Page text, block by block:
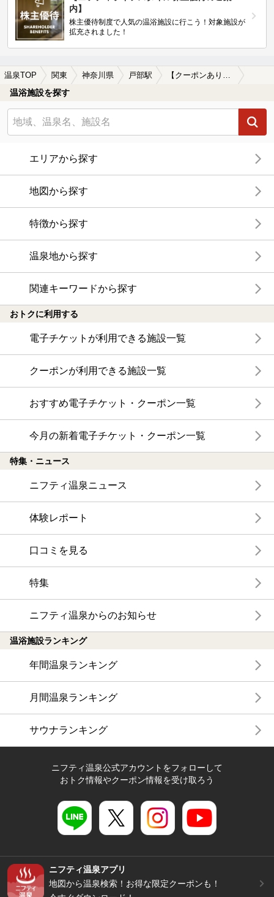
内】
株主優待制度で人気の温浴施設に行こう！対象施設が
拡充されました！
温泉TOP 関東 神奈川県 戸部駅
温浴施設を探す
エリアから探す
地図から探す
特徴から探す
温泉地から探す
関連キーワードから探す
おトクに利用する
電子チケットが利用できる施設一覧
クーポンが利用できる施設一覧
おすすめ電子チケット・クーポン一覧
今月の新着電子チケット・クーポン一覧
特集・ニュース
ニフティ温泉ニュース
体験レポート
口コミを見る
特集
ニフティ温泉からのお知らせ
温浴施設ランキング
年間温泉ランキング
月間温泉ランキング
サウナランキング
ニフティ温泉公式アカウントをフォローして
おトク情報やクーポン情報を受け取ろう
ニフティ温泉アプリ
地図から温泉検索！お得な限定クーポンも！